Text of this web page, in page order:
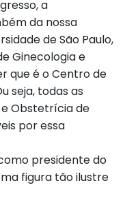
a
da nossa
de São Paulo,
Ginecologia e
que é o Centro de
seja, todas as
Obstetrícia de
por essa
presidente do
figura tão ilustre